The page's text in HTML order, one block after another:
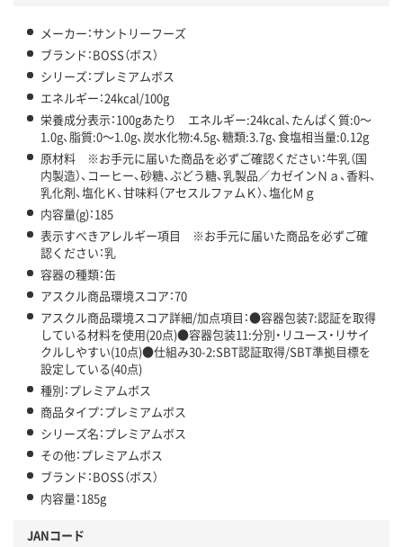
メーカー：サントリーフーズ
ブランド：BOSS（ボス）
シリーズ：プレミアムボス
エネルギー：24kcal/100g
栄養成分表示：100gあたり エネルギー:24kcal、たんぱく質:0～
1.0g、脂質:0～1.0g、炭水化物:4.5g、糖類:3.7g、食塩相当量:0.12g
原材料 ※お手元に届いた商品を必ずご確認ください：牛乳（国
内製造）、コーヒー、砂糖、ぶどう糖、乳製品／カゼインＮａ、香料、
乳化剤、塩化Ｋ、甘味料（アセスルファムＫ）、塩化Ｍｇ
内容量(g)：185
表示すべきアレルギー項目 ※お手元に届いた商品を必ずご確
認ください：乳
容器の種類：缶
アスクル商品環境スコア：70
アスクル商品環境スコア詳細/加点項目：●容器包装7:認証を取得
している材料を使用(20点)●容器包装11:分別・リユース・リサイ
クルしやすい(10点)●仕組み30-2:SBT認証取得/SBT準拠目標を
設定している(40点)
種別：プレミアムボス
商品タイプ：プレミアムボス
シリーズ名：プレミアムボス
その他：プレミアムボス
ブランド：BOSS（ボス）
内容量：185g
JANコード